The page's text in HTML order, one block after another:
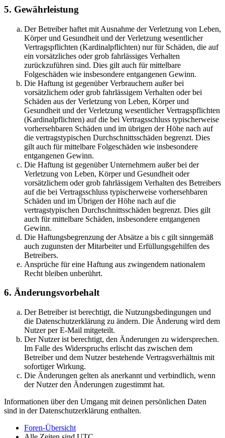
5. Gewährleistung
Der Betreiber haftet mit Ausnahme der Verletzung von Leben,
Körper und Gesundheit und der Verletzung wesentlicher
Vertragspflichten (Kardinalpflichten) nur für Schäden, die auf
ein vorsätzliches oder grob fahrlässiges Verhalten
zurückzuführen sind. Dies gilt auch für mittelbare
Folgeschäden wie insbesondere entgangenen Gewinn.
Die Haftung ist gegenüber Verbrauchern außer bei
vorsätzlichem oder grob fahrlässigem Verhalten oder bei
Schäden aus der Verletzung von Leben, Körper und
Gesundheit und der Verletzung wesentlicher Vertragspflichten
(Kardinalpflichten) auf die bei Vertragsschluss typischerweise
vorhersehbaren Schäden und im übrigen der Höhe nach auf
die vertragstypischen Durchschnittsschäden begrenzt. Dies
gilt auch für mittelbare Folgeschäden wie insbesondere
entgangenen Gewinn.
Die Haftung ist gegenüber Unternehmern außer bei der
Verletzung von Leben, Körper und Gesundheit oder
vorsätzlichem oder grob fahrlässigem Verhalten des Betreibers
auf die bei Vertragsschluss typischerweise vorhersehbaren
Schäden und im Übrigen der Höhe nach auf die
vertragstypischen Durchschnittsschäden begrenzt. Dies gilt
auch für mittelbare Schäden, insbesondere entgangenen
Gewinn.
Die Haftungsbegrenzung der Absätze a bis c gilt sinngemäß
auch zugunsten der Mitarbeiter und Erfüllungsgehilfen des
Betreibers.
Ansprüche für eine Haftung aus zwingendem nationalem
Recht bleiben unberührt.
6. Änderungsvorbehalt
Der Betreiber ist berechtigt, die Nutzungsbedingungen und
die Datenschutzerklärung zu ändern. Die Änderung wird dem
Nutzer per E-Mail mitgeteilt.
Der Nutzer ist berechtigt, den Änderungen zu widersprechen.
Im Falle des Widerspruchs erlischt das zwischen dem
Betreiber und dem Nutzer bestehende Vertragsverhältnis mit
sofortiger Wirkung.
Die Änderungen gelten als anerkannt und verbindlich, wenn
der Nutzer den Änderungen zugestimmt hat.
Informationen über den Umgang mit deinen persönlichen Daten
sind in der Datenschutzerklärung enthalten.
Foren-Übersicht